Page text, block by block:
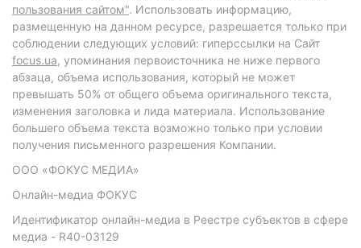
пользования сайтом". Использовать информацию,
размещенную на данном ресурсе, разрешается только при
соблюдении следующих условий: гиперссылки на Сайт
focus.ua, упоминания первоисточника не ниже первого
абзаца, объема использования, который не может
превышать 50% от общего объема оригинального текста,
изменения заголовка и лида материала. Использование
большего объема текста возможно только при условии
получения письменного разрешения Компании.
ООО «ФОКУС МЕДИА»
Онлайн-медиа ФОКУС
Идентификатор онлайн-медиа в Реестре субъектов в сфере
медиа - R40-03129